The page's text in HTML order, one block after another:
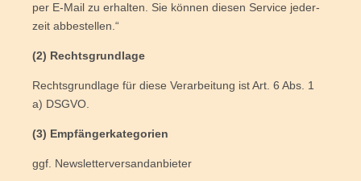
per E‑Mail zu erhal­ten. Sie kön­nen die­sen Ser­vice jeder­
zeit abbestellen.“
(2) Rechts­grund­la­ge
Rechts­grund­la­ge für die­se Ver­ar­bei­tung ist Art. 6 Abs. 1
a) DSGVO.
(3) Emp­fän­ger­ka­te­go­rien
ggf. News­let­ter­ver­sand­an­bie­ter